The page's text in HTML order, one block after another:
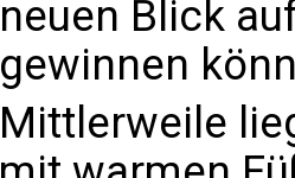
neuen Blick
gewinnen
Mittlerweile